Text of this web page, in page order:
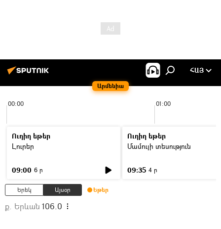
Արմենիա
ՀԱՅ
00:00 01:00
Ուղիղ եթեր
Լուրեր
09:00 6 ր
Ուղիղ եթեր
Մամուլի տեսություն
09:35 4 ր
Երեկ Այսօր Եթեր
ք. Երևան 106.0